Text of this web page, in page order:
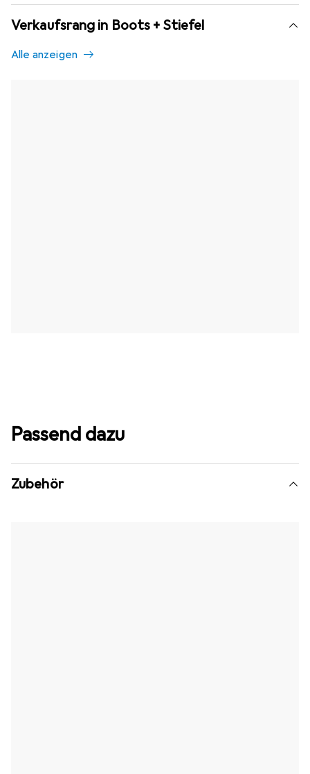
Verkaufsrang in Boots + Stiefel
Alle anzeigen
Passend dazu
Zubehör